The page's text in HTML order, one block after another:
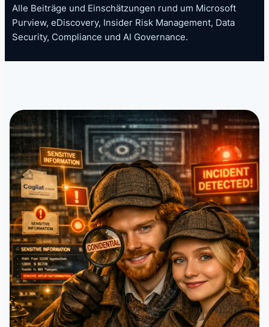
Alle Beiträge und Einschätzungen rund um Microsoft
Purview, eDiscovery, Insider Risk Management, Data
Security, Compliance und AI Governance.